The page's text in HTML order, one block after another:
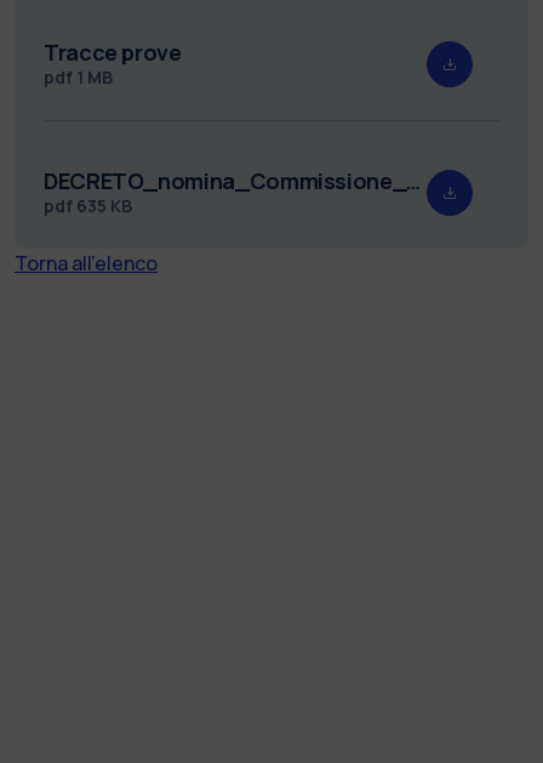
Tracce prove
pdf 1 MB
DECRETO_nomina_Commissione_TIND__1__VID.pdf
pdf 635 KB
Torna all'elenco